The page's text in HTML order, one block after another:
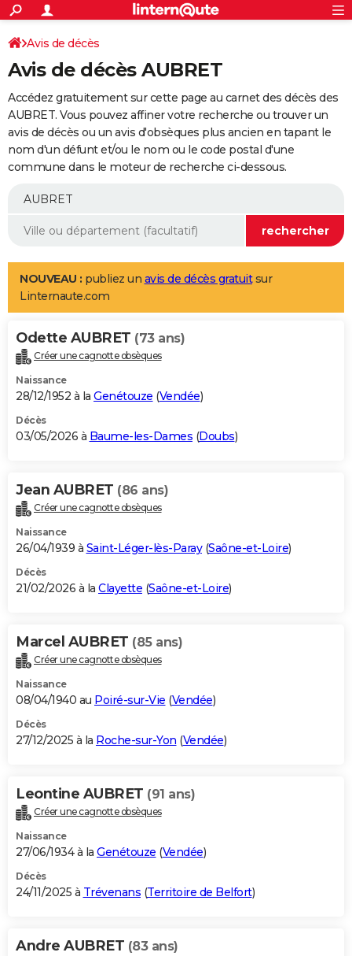
ACTUALITÉS
Politique
Société
Faits Divers
Education
Monde
Villes
+
SPORT
Coupe du monde 2026
Football
Tennis
Cyclisme
Rugby
Forum
Programme TV
TNT
Streaming
Cinéma
Sorties cinéma
Musique
+
FINANCE
Retraite
Epargne
Immobilier
Risques naturels par ville
Banque
Assurance
AUTO
Essais
Réserver un essai
Citadines
Berlines
SUV
Forum auto
+
Mobiles
Meilleur smartphone
Internet
Ordinateurs
Jeux vidéo
Guide high-tech
Aménagement intérieur
LIFESTYLE
Art de vivre
Bien-être
Loisirs
Mode
Modes de vie
Alimentation
Guide de la santé
Maladies
Médicaments
Sommeil
VOYAGE
Destinations
City break
Voyage nature
Voyage de noces
Forum
Climat
+PHOTO
GUIDES D'ACHAT
BONS PLANS
Carte de Noël
Carte Bonne année
Carte Saint-Valentin
Carte Pâques
Carte d'anniversaire
DICTIONNAIRE
Dictionnaire
Biographies
Citations
Expressions
Proverbes
PROGRAMME TV
S'inscrire
Se connecter
Lycées
Collèges
Primaires
Universités
Entreprises
Service militaire
Avis de recherche
AVIS DE DÉCÈS
Bricolage
Lifestyle
Culture
Sport
Auto
Television
Voyage
Cinema
Avis de décès
Avis de décès AUBRET
Accédez gratuitement sur cette page au carnet des décès des
AUBRET. Vous pouvez affiner votre recherche ou trouver un
avis de décès ou un avis d'obsèques plus ancien en tapant le
nom d'un défunt et/ou le nom ou le code postal d'une
commune dans le moteur de recherche ci-dessous.
NOUVEAU : publiez un avis de décès gratuitsur
Linternaute.com
Odette AUBRET (73 ans)
Créer une cagnotte obsèques
Naissance
28/12/1952 à la Genétouze (Vendée)
Décès
03/05/2026 à Baume-les-Dames (Doubs)
Jean AUBRET (86 ans)
Créer une cagnotte obsèques
Naissance
26/04/1939 à Saint-Léger-lès-Paray(Saône-et-Loire)
Décès
21/02/2026 à la Clayette (Saône-et-Loire)
Marcel AUBRET (85 ans)
Créer une cagnotte obsèques
Naissance
08/04/1940 au Poiré-sur-Vie (Vendée)
Décès
27/12/2025 à la Roche-sur-Yon (Vendée)
Leontine AUBRET (91 ans)
Créer une cagnotte obsèques
Naissance
27/06/1934 à la Genétouze (Vendée)
Décès
24/11/2025 à Trévenans (Territoire de Belfort)
Andre AUBRET (83 ans)